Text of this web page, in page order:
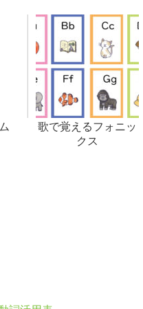
歌で覚えるフォニッ
クス